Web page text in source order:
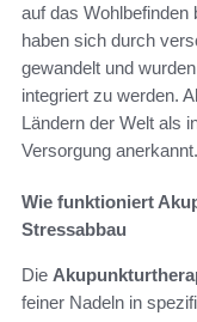
auf das Wohlbefinden
haben sich durch
gewandelt und
integriert zu werden.
Ländern der Welt als
Versorgung anerkannt.
Wie funktioniert
Stressabbau
Die
feiner Nadeln in